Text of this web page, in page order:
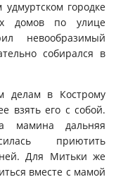
городке
домов по улице
невообразимый
собирался в
делам в Кострому
взять его с собой.
мамина дальняя
приютить
Для Митьки же
вместе с мамой